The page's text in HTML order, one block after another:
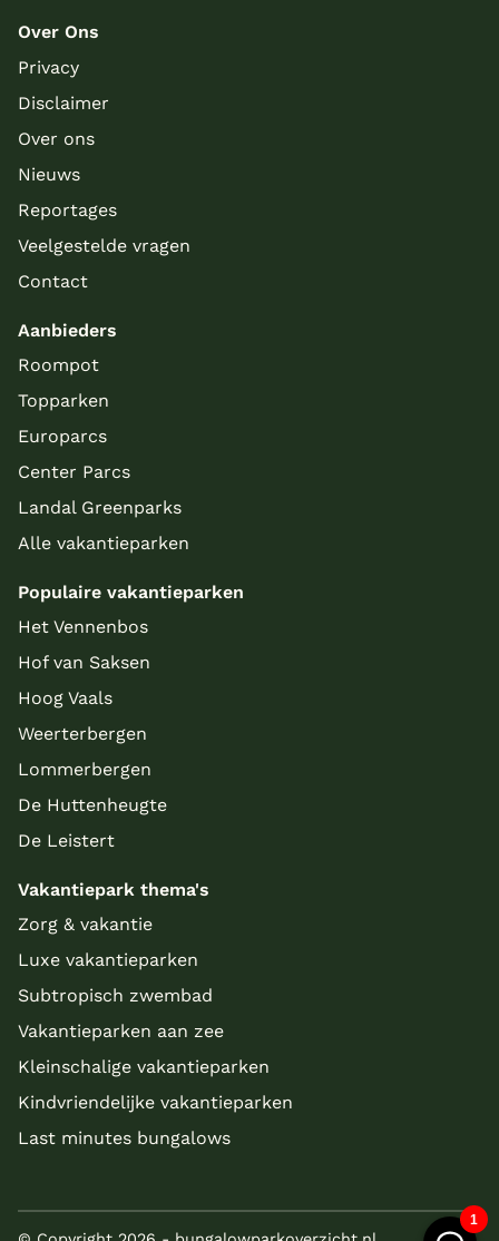
Over Ons
Privacy
Disclaimer
Over ons
Nieuws
Reportages
Veelgestelde vragen
Contact
Aanbieders
Roompot
Topparken
Europarcs
Center Parcs
Landal Greenparks
Alle vakantieparken
Populaire vakantieparken
Het Vennenbos
Hof van Saksen
Hoog Vaals
Weerterbergen
Lommerbergen
De Huttenheugte
De Leistert
Vakantiepark thema's
Zorg & vakantie
Luxe vakantieparken
Subtropisch zwembad
Vakantieparken aan zee
Kleinschalige vakantieparken
Kindvriendelijke vakantieparken
Last minutes bungalows